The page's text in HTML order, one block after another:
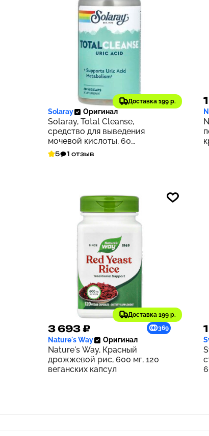
Доставка 199 р.
3 404 ₽ 340
Solaray Оригинал
Solaray, Total Cleanse,
средство для выведения
мочевой кислоты, 60
растительных капсул
5 1 отзыв
Доставка 199 р.
3 693 ₽ 369
Nature's Way Оригинал
Nature's Way, Красный
дрожжевой рис, 600 мг, 120
веганских капсул